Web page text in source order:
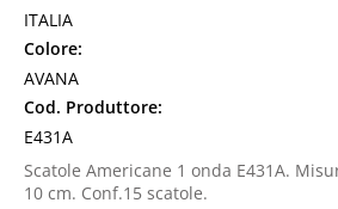
ITALIA
Colore:
AVANA
Cod. Produttore:
E431A
Scatole Americane 1 onda E431A.
10 cm. Conf.15 scatole.